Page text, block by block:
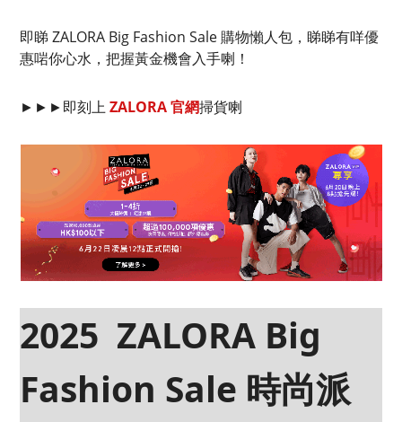
即睇 ZALORA Big Fashion Sale 購物懶人包，睇睇有咩優
惠啱你心水，把握黃金機會入手喇！
►►►即刻上ZALORA 官網掃貨喇
2025 ZALORA Big
Fashion Sale 時尚派